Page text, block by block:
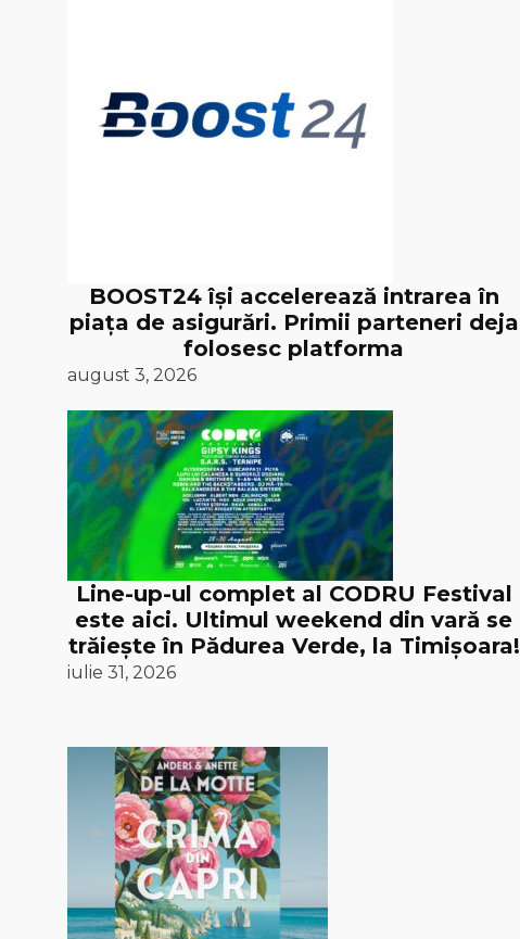
BOOST24 își accelerează intrarea în
piața de asigurări. Primii parteneri deja
folosesc platforma
august 3, 2026
Line-up-ul complet al CODRU Festival
este aici. Ultimul weekend din vară se
trăiește în Pădurea Verde, la Timișoara!
iulie 31, 2026